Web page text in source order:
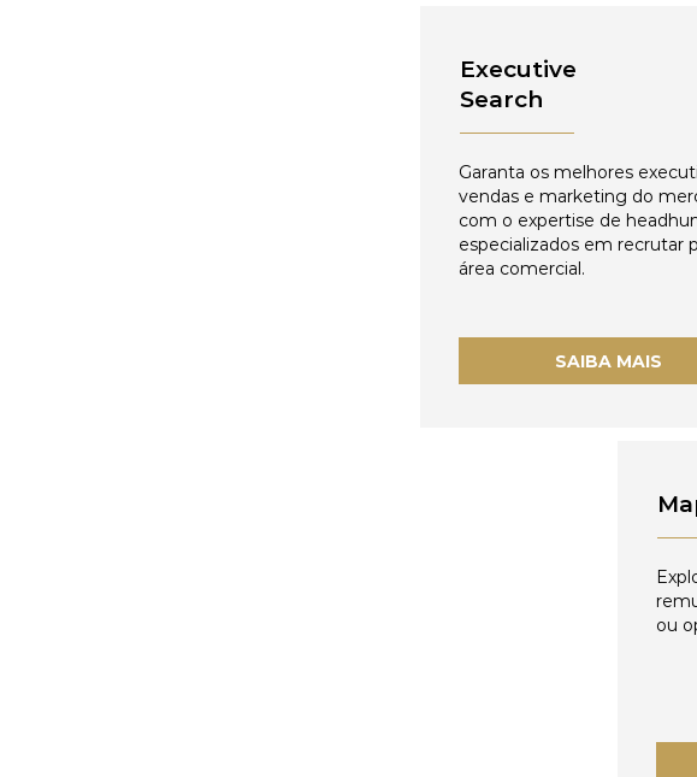
Executive
Search
Garanta os melhores
vendas e marketing do
com o expertise de
especializados em recrutar
área comercial.
SAIBA MAIS
ou